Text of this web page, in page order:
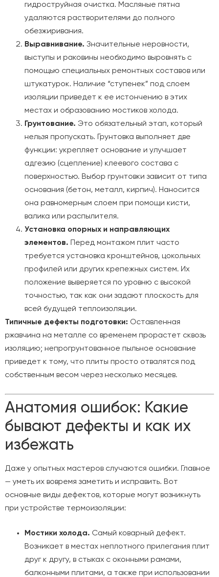
гидроструйная очистка. Масляные пятна
удаляются растворителями до полного
обезжиривания.
Выравнивание. Значительные неровности,
выступы и раковины необходимо выровнять с
помощью специальных ремонтных составов или
штукатурок. Наличие “ступенек” под слоем
изоляции приведет к ее истончению в этих
местах и образованию мостиков холода.
Грунтование. Это обязательный этап, который
нельзя пропускать. Грунтовка выполняет две
функции: укрепляет основание и улучшает
адгезию (сцепление) клеевого состава с
поверхностью. Выбор грунтовки зависит от типа
основания (бетон, металл, кирпич). Наносится
она равномерным слоем при помощи кисти,
валика или распылителя.
Установка опорных и направляющих
элементов. Перед монтажом плит часто
требуется установка кронштейнов, цокольных
профилей или других крепежных систем. Их
положение выверяется по уровню с высокой
точностью, так как они задают плоскость для
всей будущей теплоизоляции.
Типичные дефекты подготовки: Оставленная
ржавчина на металле со временем прорастет сквозь
изоляцию; непрогрунтованное пыльное основание
приведет к тому, что плиты просто отвалятся под
собственным весом через несколько месяцев.
Анатомия ошибок: Какие
бывают дефекты и как их
избежать
Даже у опытных мастеров случаются ошибки. Главное
— уметь их вовремя заметить и исправить. Вот
основные виды дефектов, которые могут возникнуть
при устройстве термоизоляции:
Мостики холода. Самый коварный дефект.
Возникает в местах неплотного прилегания плит
друг к другу, в стыках с оконными рамами,
балконными плитами, а также при использовании